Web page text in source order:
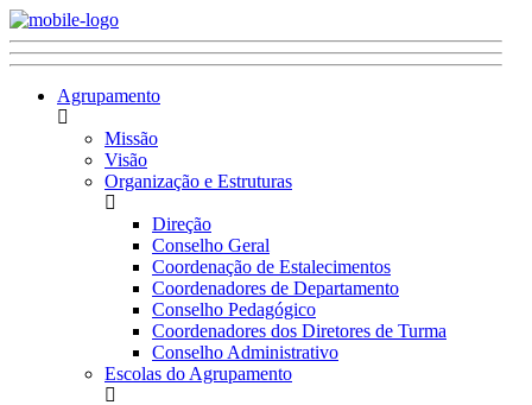
Agrupamento
Missão
Visão
Organização e Estruturas
Direção
Conselho Geral
Coordenação de Estalecimentos
Coordenadores de Departamento
Conselho Pedagógico
Coordenadores dos Diretores de Turma
Conselho Administrativo
Escolas do Agrupamento